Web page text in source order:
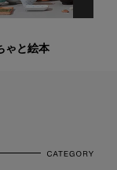
ゃと絵本